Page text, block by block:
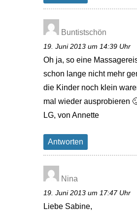
Buntistschön
19. Juni 2013 um 14:39 Uhr
Oh ja, so eine
schon lange nicht mehr
die Kinder noch klein
mal wieder ausprobieren
LG, von Annette
Antworten
Nina
19. Juni 2013 um 17:47 Uhr
Liebe Sabine,